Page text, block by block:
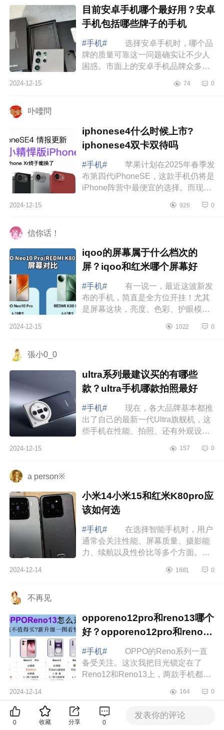
目前安卓手机哪个最好用？安卓
手机包括哪些牌子的手机
#手机#
选择安卓手机时，哪个品
牌的质量可靠这一问题确实让不少人
困惑。市面上的安卓手机品牌众多，
学，有些则在性能优化上不遗余力。
2024-12-15 74 0
卟喓問
iphonese4什么时候上市?
iphonese4双卡双待吗
#手机#
苹果计划在2025年春季发
布第四代iPhoneSE，这款手机仍将是
iPhone阵营中最便宜的选择。而现
进一步爆料。下面小编为大家介绍下
2024-12-15 926 0
信你话！
iqoo的屏幕属于什么档次的
屏？iqoo和红米哪个屏幕好
#手机#
有一说一，最近这波新发
布的手机，简直是全方位开挂！尤其
是屏幕这块，亮度、色彩、护眼模
2024-12-15 1022 0
張小0_0
ultra系列最建议买的有哪些
款？ultra手机哪款拍照最好
#手机#
现在，各大品牌基本都推
出了自己的最新一代Ultra旗舰机，这
些手机在性能、拍照、还有外观设计
厉害的技术和最新奇的创意都打包进
2024-12-15 157 0
a person※
小米14小米15和红米K80pro应
该如何选
#手机#
在选择智能手机时，用户
通常会关注性能、屏幕质量、摄影能
力、续航以及性价比等多个方面。小
牌下的热门机型，各自具有独特的优
2024-12-14 1681 0
不再见
opporeno12pro和reno13哪个
好？opporeno12pro和reno13
对比如何选
#手机#
OPPO的Reno系列一直
备受关注。这次我把目光锁定在了
Reno12和Reno13上，两款手机都在
呢 opporeno12pro和reno13哪个
好 Reno12Pro...
2024-12-14 164 0
精选推荐 更多推荐
0 收藏 分享 0
发表你的评论